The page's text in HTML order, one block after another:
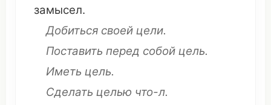
замысел.
Добиться своей цели.
Поставить перед собой цель.
Иметь цель.
Сделать целью что-л.